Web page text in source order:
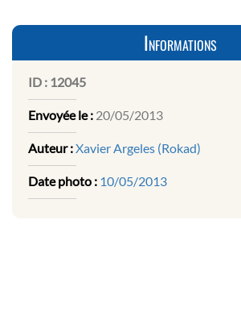
Informations
ID : 12045
Envoyée le : 20/05/2013
Auteur :Xavier Argeles (Rokad)
Date photo : 10/05/2013